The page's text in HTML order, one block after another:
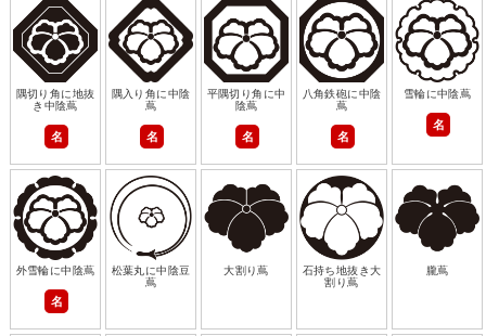
隅切り角に地抜
き中陰蔦
名
隅入り角に中陰
蔦
名
平隅切り角に中
陰蔦
名
八角鉄砲に中陰
蔦
名
雪輪に中陰蔦
名
外雪輪に中陰蔦
名
松葉丸に中陰豆
蔦
大割り蔦
石持ち地抜き大
割り蔦
朧蔦